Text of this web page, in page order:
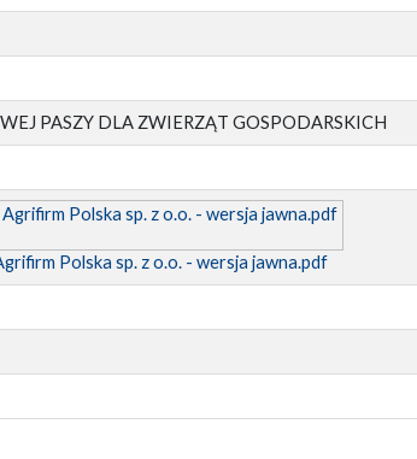
PASZY DLA ZWIERZĄT GOSPODARSKICH
Polska sp. z o.o. - wersja jawna.pdf